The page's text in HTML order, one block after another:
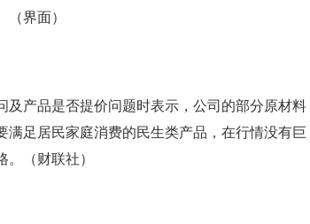
界面）
及产品是否提价问题时表示，公司的部分原材料
足居民家庭消费的民生类产品，在行情没有巨
。（财联社）